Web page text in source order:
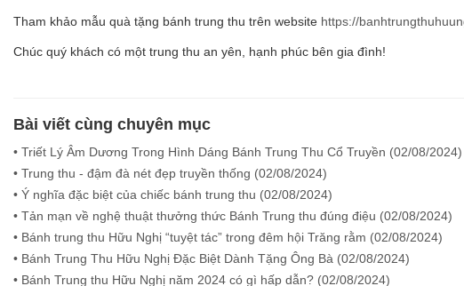
Tham khảo mẫu quà tặng bánh trung thu trên website https://
Chúc quý khách có một trung thu an yên, hạnh phúc bên gia đình!
Bài viết cùng chuyên mục
• Triết Lý Âm Dương Trong Hình Dáng Bánh Trung Thu Cổ Truyền (02/08/2024)
• Trung thu - đậm đà nét đẹp truyền thống (02/08/2024)
• Ý nghĩa đặc biệt của chiếc bánh trung thu (02/08/2024)
• Tản mạn về nghệ thuật thưởng thức Bánh Trung thu đúng điệu (02/08/2024)
• Bánh trung thu Hữu Nghị “tuyệt tác” trong đêm hội Trăng rằm (02/08/2024)
• Bánh Trung Thu Hữu Nghị Đặc Biệt Dành Tặng Ông Bà (02/08/2024)
• Bánh Trung thu Hữu Nghị năm 2024 có gì hấp dẫn? (02/08/2024)